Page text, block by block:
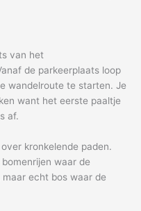
van het
de parkeerplaats loop
wandelroute te starten. Je
want het eerste paaltje
af.
kronkelende paden.
waar de
echt bos waar de